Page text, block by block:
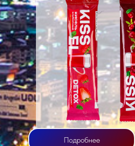
Подробнее